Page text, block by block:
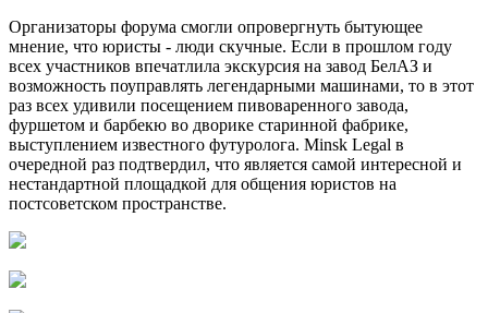
Организаторы форума смогли опровергнуть бытующее
мнение, что юристы - люди скучные. Если в прошлом году
всех участников впечатлила экскурсия на завод БелАЗ и
возможность поуправлять легендарными машинами, то в этот
раз всех удивили посещением пивоваренного завода,
фуршетом и барбекю во дворике старинной фабрике,
выступлением известного футуролога. Minsk Legal в
очередной раз подтвердил, что является самой интересной и
нестандартной площадкой для общения юристов на
постсоветском пространстве.